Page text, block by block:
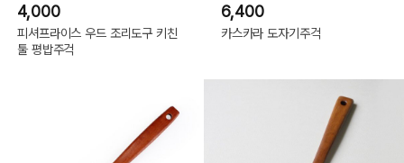
4,000
피셔프라이스 우드 조리도구 키친
툴 평밥주걱
6,400
카스카라 도자기주걱